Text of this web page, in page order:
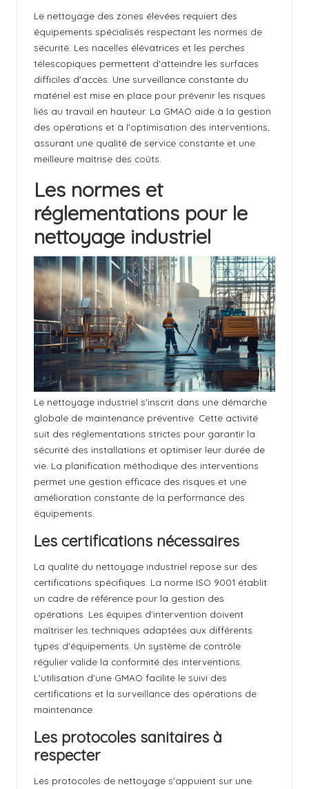
Le nettoyage des zones élevées requiert des
équipements spécialisés respectant les normes de
sécurité. Les nacelles élévatrices et les perches
télescopiques permettent d'atteindre les surfaces
difficiles d'accès. Une surveillance constante du
matériel est mise en place pour prévenir les risques
liés au travail en hauteur. La GMAO aide à la gestion
des opérations et à l'optimisation des interventions,
assurant une qualité de service constante et une
meilleure maîtrise des coûts.
Les normes et
réglementations pour le
nettoyage industriel
Le nettoyage industriel s'inscrit dans une démarche
globale de maintenance préventive. Cette activité
suit des réglementations strictes pour garantir la
sécurité des installations et optimiser leur durée de
vie. La planification méthodique des interventions
permet une gestion efficace des risques et une
amélioration constante de la performance des
équipements.
Les certifications nécessaires
La qualité du nettoyage industriel repose sur des
certifications spécifiques. La norme ISO 9001 établit
un cadre de référence pour la gestion des
opérations. Les équipes d'intervention doivent
maîtriser les techniques adaptées aux différents
types d'équipements. Un système de contrôle
régulier valide la conformité des interventions.
L'utilisation d'une GMAO facilite le suivi des
certifications et la surveillance des opérations de
maintenance.
Les protocoles sanitaires à
respecter
Les protocoles de nettoyage s'appuient sur une